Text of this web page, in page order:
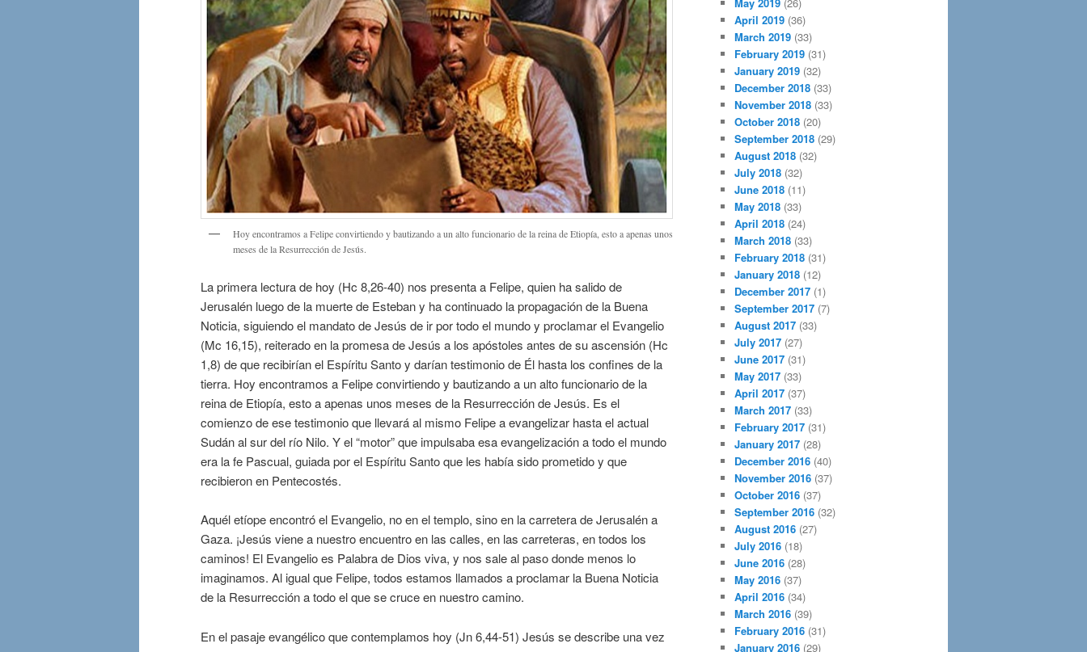
Hoy encontramos a Felipe convirtiendo y bautizando a un alto funcionario de la reina de Etiopía, esto a apenas unos
meses de la Resurrección de Jesús.
La primera lectura de hoy (Hc 8,26-40) nos presenta a Felipe, quien ha salido de
Jerusalén luego de la muerte de Esteban y ha continuado la propagación de la Buena
Noticia, siguiendo el mandato de Jesús de ir por todo el mundo y proclamar el Evangelio
(Mc 16,15), reiterado en la promesa de Jesús a los apóstoles antes de su ascensión (Hc
1,8) de que recibirían el Espíritu Santo y darían testimonio de Él hasta los confines de la
tierra. Hoy encontramos a Felipe convirtiendo y bautizando a un alto funcionario de la
reina de Etiopía, esto a apenas unos meses de la Resurrección de Jesús. Es el
comienzo de ese testimonio que llevará al mismo Felipe a evangelizar hasta el actual
Sudán al sur del río Nilo. Y el “motor” que impulsaba esa evangelización a todo el mundo
era la fe Pascual, guiada por el Espíritu Santo que les había sido prometido y que
recibieron en Pentecostés.
Aquél etíope encontró el Evangelio, no en el templo, sino en la carretera de Jerusalén a
Gaza. ¡Jesús viene a nuestro encuentro en las calles, en las carreteras, en todos los
caminos! El Evangelio es Palabra de Dios viva, y nos sale al paso donde menos lo
imaginamos. Al igual que Felipe, todos estamos llamados a proclamar la Buena Noticia
de la Resurrección a todo el que se cruce en nuestro camino.
En el pasaje evangélico que contemplamos hoy (Jn 6,44-51) Jesús se describe una vez
April 2019 (36)
March 2019 (33)
February 2019 (31)
January 2019 (32)
December 2018 (33)
November 2018 (33)
October 2018 (20)
September 2018 (29)
August 2018 (32)
July 2018 (32)
June 2018 (11)
May 2018 (33)
April 2018 (24)
March 2018 (33)
February 2018 (31)
January 2018 (12)
December 2017 (1)
September 2017 (7)
August 2017 (33)
July 2017 (27)
June 2017 (31)
May 2017 (33)
April 2017 (37)
March 2017 (33)
February 2017 (31)
January 2017 (28)
December 2016 (40)
November 2016 (37)
October 2016 (37)
September 2016 (32)
August 2016 (27)
July 2016 (18)
June 2016 (28)
May 2016 (37)
April 2016 (34)
March 2016 (39)
February 2016 (31)
January 2016 (29)